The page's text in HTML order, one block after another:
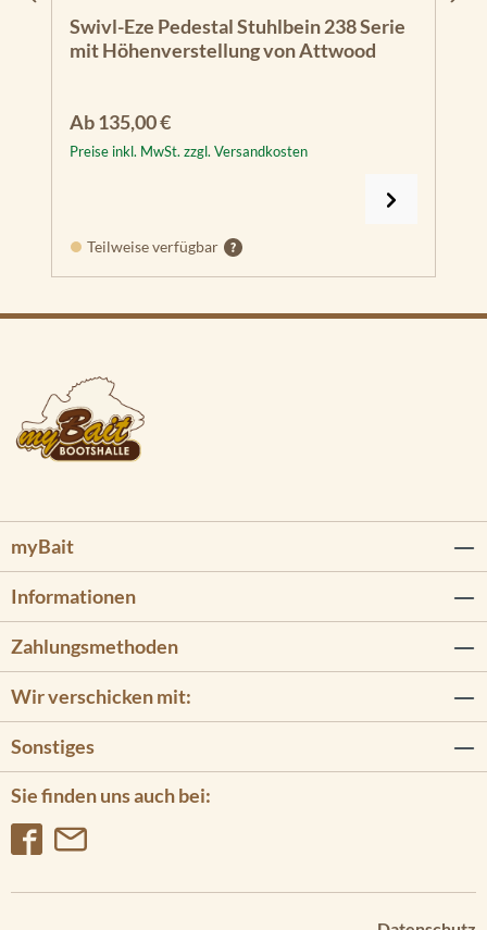
Swivl-Eze Pedestal Stuhlbein 238 Serie
mit Höhenverstellung von Attwood
Regulärer Preis:
Ab135,00 €
Preise inkl. MwSt. zzgl. Versandkosten
Teilweise verfügbar
myBait
Informationen
Sie finden uns auch bei:
Zahlungsmethoden
Wir verschicken mit:
Sonstiges